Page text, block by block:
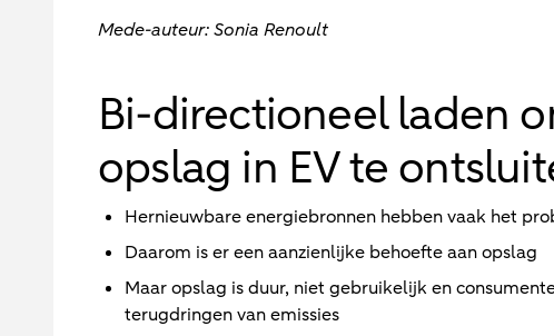
Mede-auteur: Sonia Renoult
Bi-directioneel laden
opslag in EV te
Hernieuwbare energiebronnen hebben vaak het
Daarom is er een aanzienlijke behoefte aan opslag
Maar opslag is duur, niet gebruikelijk en
terugdringen van emissies